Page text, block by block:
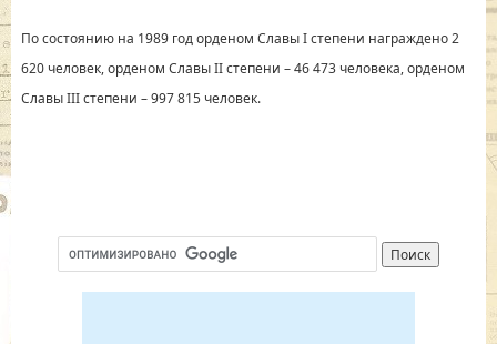
По состоянию на 1989 год орденом Славы I степени награждено 2
620 человек, орденом Славы II степени – 46 473 человека, орденом
Славы III степени – 997 815 человек.